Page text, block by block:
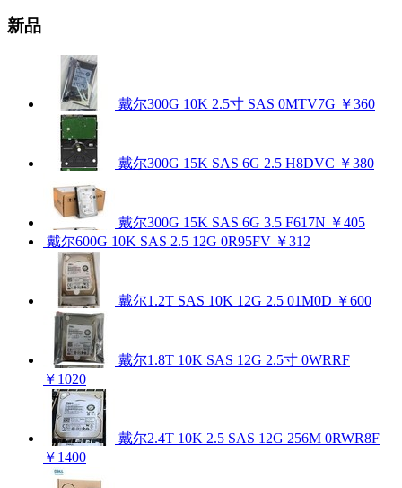
新品
戴尔300G 10K 2.5寸 SAS 0MTV7G ￥360
戴尔300G 15K SAS 6G 2.5 H8DVC ￥380
戴尔300G 15K SAS 6G 3.5 F617N ￥405
戴尔600G 10K SAS 2.5 12G 0R95FV ￥312
戴尔1.2T SAS 10K 12G 2.5 01M0D ￥600
戴尔1.8T 10K SAS 12G 2.5寸 0WRRF
￥1020
戴尔2.4T 10K 2.5 SAS 12G 256M 0RWR8F
￥1400